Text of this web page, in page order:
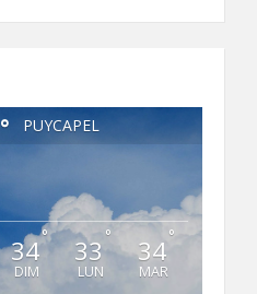
PUYCAPEL
°
34°
DIM
33 °
LUN
34°
MAR